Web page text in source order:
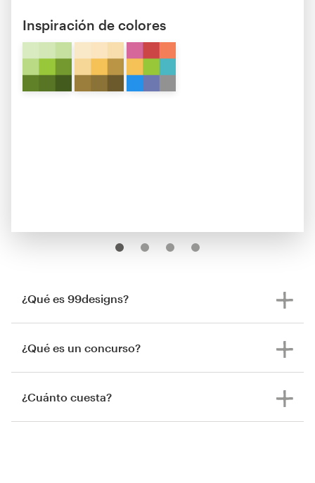
Inspiración de colores
¿Qué es 99designs?
¿Qué es un concurso?
¿Cuánto cuesta?